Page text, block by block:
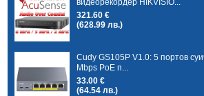
321.60 €
(628.99 лв.)
Cudy GS105P V1.0: 5 портов
Mbps PoE п...
33.00 €
(64.54 лв.)